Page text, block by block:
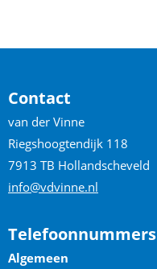
Contact
van der Vinne
Riegshoogtendijk 118
7913 TB Hollandscheveld
info@vdvinne.nl
Telefoonnummers
Algemeen